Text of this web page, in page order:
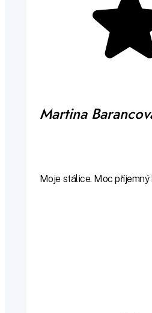
Martina
Moje stálice. Moc